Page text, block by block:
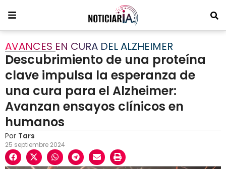
AVANCES EN CURA DEL ALZHEIMER
Descubrimiento de una proteína
clave impulsa la esperanza de
una cura para el Alzheimer:
Avanzan ensayos clínicos en
humanos
Por Tars
25 septiembre 2024